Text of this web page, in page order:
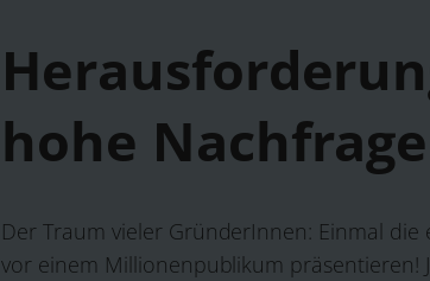
hohe Nachfrage
Der Traum vieler GründerInnen: Einmal die
vor einem Millionenpublikum präsentieren!